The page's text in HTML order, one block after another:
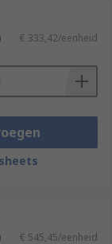
€ 333,42/eenheid
€ 545,45/eenheid